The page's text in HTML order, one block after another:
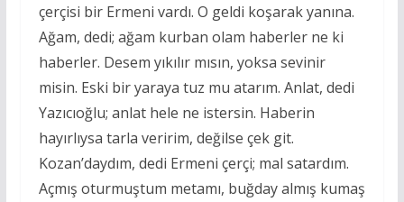
çerçisi bir Ermeni vardı. O geldi koşarak yanına.
Ağam, dedi; ağam kurban olam haberler ne ki
haberler. Desem yıkılır mısın, yoksa sevinir
misin. Eski bir yaraya tuz mu atarım. Anlat, dedi
Yazıcıoğlu; anlat hele ne istersin. Haberin
hayırlıysa tarla veririm, değilse çek git.
Kozan’daydım, dedi Ermeni çerçi; mal satardım.
Açmış oturmuştum metamı, buğday almış kumaş